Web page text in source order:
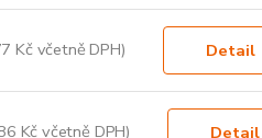
Kč včetně DPH) Detail
Kč včetně DPH) Detail